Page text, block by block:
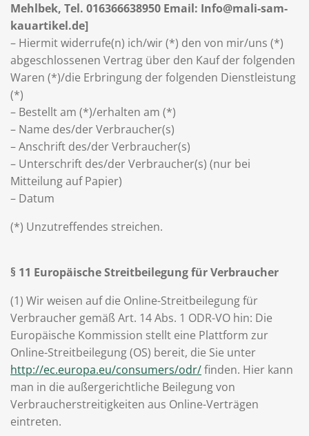
Mehlbek, Tel. 016366638950 Email: Info@mali-sam-
kauartikel.de]
– Hiermit widerrufe(n) ich/wir (*) den von mir/uns (*)
abgeschlossenen Vertrag über den Kauf der folgenden
Waren (*)/die Erbringung der folgenden Dienstleistung
(*)
– Bestellt am (*)/erhalten am (*)
– Name des/der Verbraucher(s)
– Anschrift des/der Verbraucher(s)
– Unterschrift des/der Verbraucher(s) (nur bei
Mitteilung auf Papier)
– Datum
(*) Unzutreffendes streichen.
§ 11 Europäische Streitbeilegung für Verbraucher
(1) Wir weisen auf die Online-Streitbeilegung für
Verbraucher gemäß Art. 14 Abs. 1 ODR-VO hin: Die
Europäische Kommission stellt eine Plattform zur
Online-Streitbeilegung (OS) bereit, die Sie unter
http://ec.europa.eu/consumers/odr/finden. Hier kann
man in die außergerichtliche Beilegung von
Verbraucherstreitigkeiten aus Online-Verträgen
eintreten.